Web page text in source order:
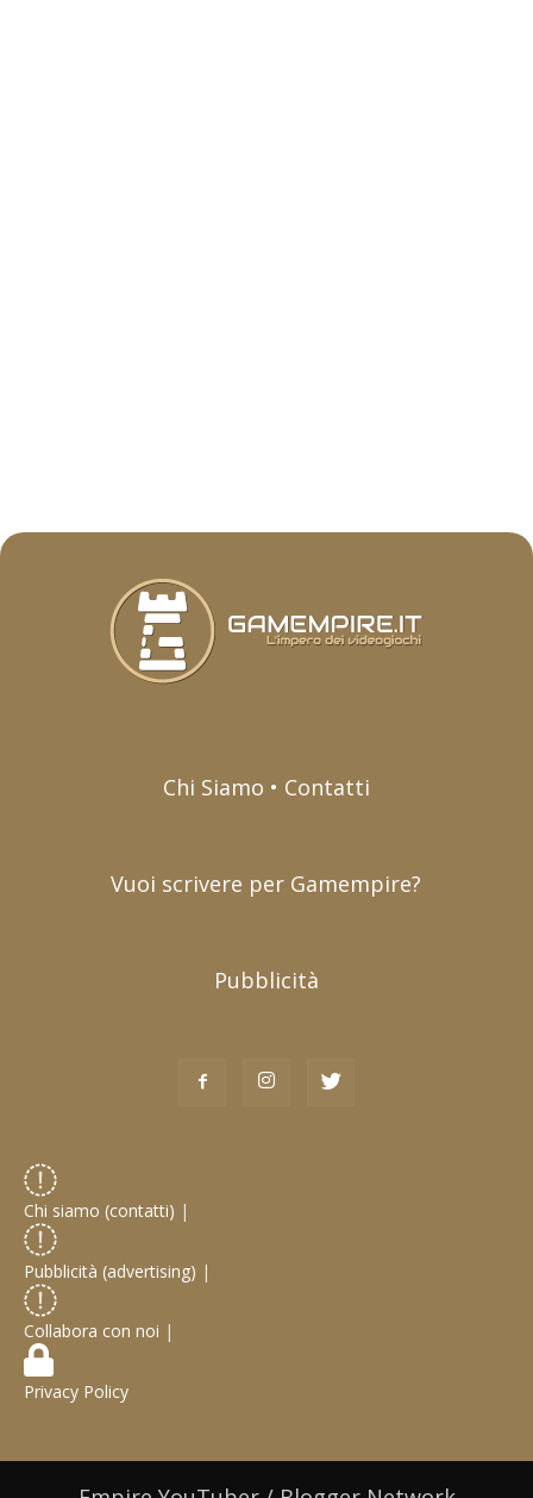
Chi Siamo • Contatti
Vuoi scrivere per Gamempire?
Pubblicità
Chi siamo (contatti) |
Pubblicità (advertising) |
Collabora con noi |
Privacy Policy